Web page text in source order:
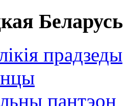
Беларусь
прадзеды
пантэон